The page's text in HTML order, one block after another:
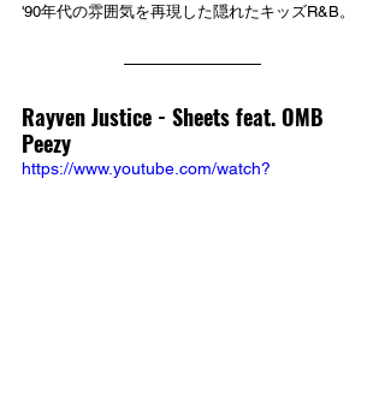
'90年代の雰囲気を再現した隠れたキッズR&B。
Rayven Justice - Sheets feat. OMB
Peezy
https://www.youtube.com/watch?